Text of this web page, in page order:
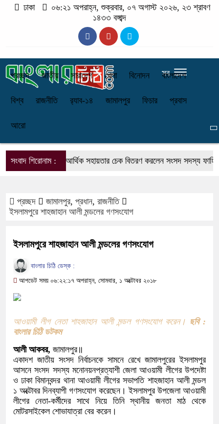
ঢাকা
০৬:২১ অপরাহ্ন, শুক্রবার, ০৭ অগাস্ট ২০২৬, ২৩ শ্রাবণ
১৪৩৩ বঙ্গাব্দ
প্রচ্ছদ জাতীয় সারাদেশ খেলা বিনোদন বাংলাদেশ
বিশ্ব রাজনীতি র‌্যাব-১৪ জামালপুর ফিচার প্রবাস
আরো
সব
সংবাদ শিরোনাম :
নকলায় আর্থিক সহায়তার চেক বিতরণ করলেন সংসদ সদস্য ফাহিম
প্রচ্ছদ জামালপুর, প্রধান, রাজনীতি
ইসলামপুরে শাহজাহান আলী মন্ডলের গণসংযোগ
ইসলামপুরে শাহজাহান আলী মন্ডলের গণসংযোগ
বাংলার চিঠি ডেস্ক :
আপডেট সময় ০৬:২২:১৭ অপরাহ্ন, সোমবার, ১ অক্টোবর ২০১৮
আওয়ামী লীগ নেতা শাহজাহান আলী মন্ডল গণসংযোগ করেন। ছবি :
বাংলার চিঠি ডটকম
আলী আকবর, জামালপুর॥
একাদশ জাতীয় সংসদ নির্বাচনকে সামনে রেখে জামালপুরের ইসলামপুর
আসনে সংসদ সদস্য মনোনয়নপ্রত্যাশী জেলা আওয়ামী লীগের উপদেষ্টা
ও ঢাকা বিমানবন্দর থানা আওয়ামী লীগের সভাপতি শাহজাহান আলী মন্ডল
১ অক্টোবর দিনব্যাপী গণসংযোগ করেছেন। ইসলামপুর উপজেলা আওয়ামী
লীগের নেতা-কর্মীদের সাথে নিয়ে তিনি স্থানীয় জনতা মাঠ থেকে
মোটরসাইকেল শোভাযাত্রা বের করেন।